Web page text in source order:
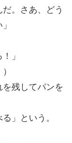
。さあ、どう
」
を残してパンを
」という。